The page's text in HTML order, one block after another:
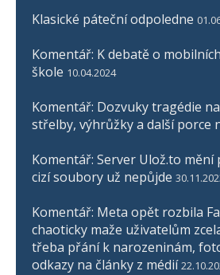
Klasické páteční odpoledne
Komentář: K debatě o
škole 10.04.2024
Komentář: Dozvuky tragédie
střelby, výhrůžky a další porce
Komentář: Server Ulož.to
cizí soubory už nepůjde
Komentář: Meta opět rozbila
chaoticky maže uživatelům
třeba přání k narozeninám,
odkazy na články z médií